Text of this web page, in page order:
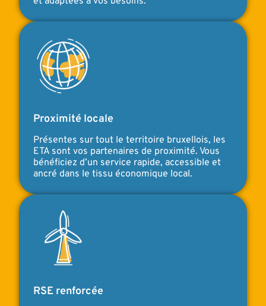
Proximité locale
Présentes sur tout le territoire bruxellois, les
ETA sont vos partenaires de proximité. Vous
bénéficiez d’un service rapide, accessible et
ancré dans le tissu économique local.
RSE renforcée